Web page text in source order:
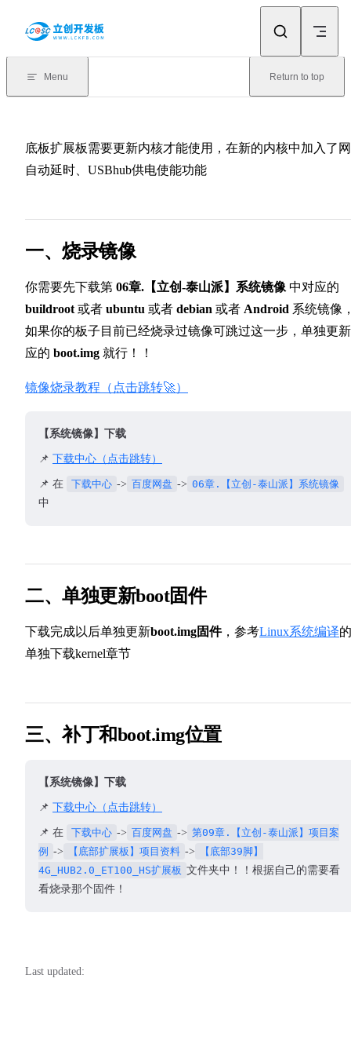
Menu Return to top
底板扩展板需要更新内核才能使用，在新的内核中加入了
自动延时、USBhub供电使能功能
一、烧录镜像
你需要先下载第 06章.【立创-泰山派】系统镜像 中对应的
buildroot 或者 ubuntu 或者 debian 或者 Android 系统镜像
如果你的板子目前已经烧录过镜像可跳过这一步，单独更
应的 boot.img 就行！！
镜像烧录教程（点击跳转🚀）
【系统镜像】下载
📌 下载中心（点击跳转）
📌 在 下载中心 -> 百度网盘 -> 06章.【立创-泰山派】系统镜像
中
二、单独更新boot固件
下载完成以后单独更新boot.img固件，参考Linux系统编译的
单独下载kernel章节
三、补丁和boot.img位置
【系统镜像】下载
📌 下载中心（点击跳转）
📌 在 下载中心 -> 百度网盘 -> 第09章.【立创-泰山派】项目案
例 -> 【底部扩展板】项目资料 ->
【底部39脚】
4G_HUB2.0_ET100_HS扩展板 文件夹中！！根据自己的需要看
看烧录那个固件！
Last updated: